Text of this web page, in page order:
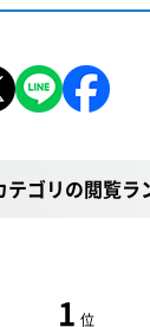
テゴリの閲覧ラ
1 位